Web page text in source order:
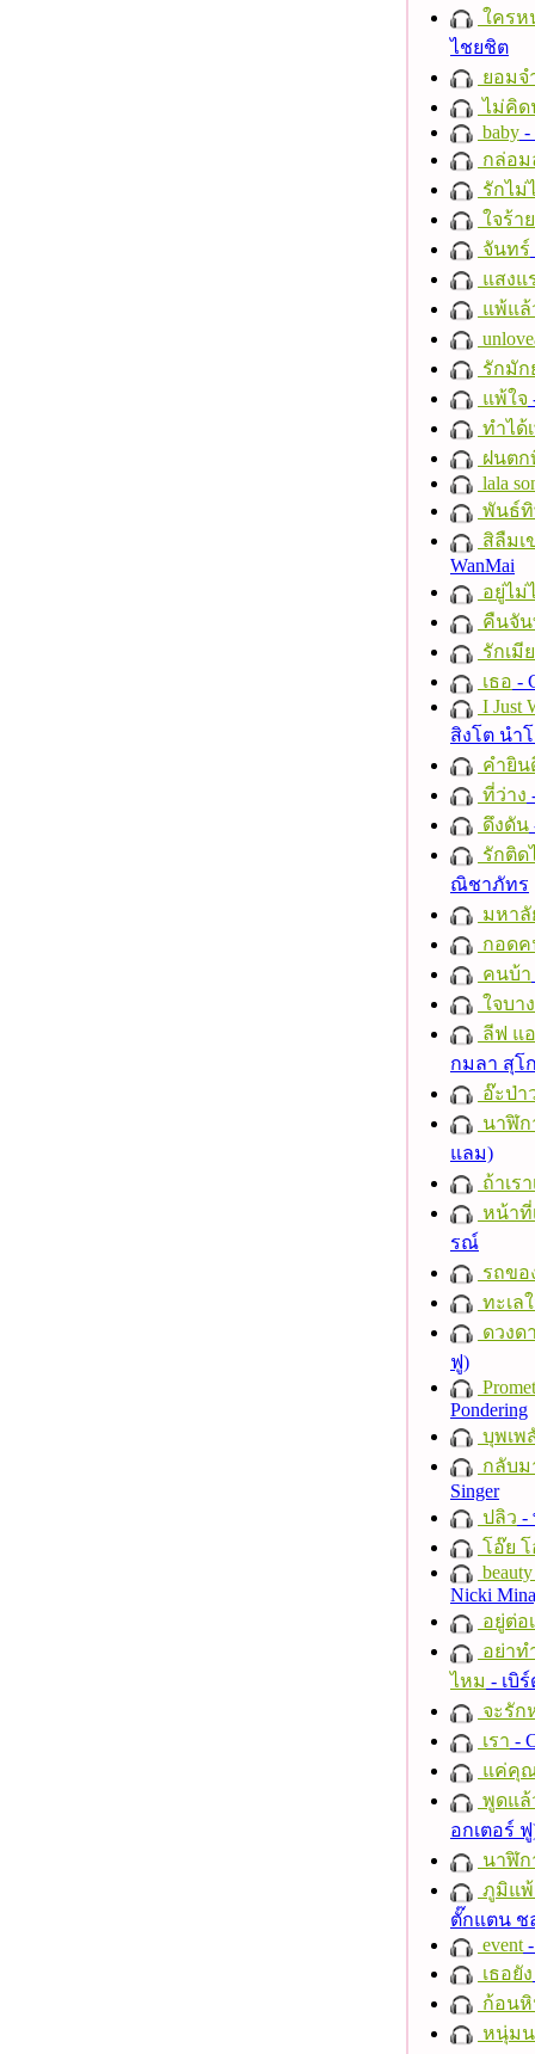
ใครห
ไชยชิต
ยอม
ไม่คิด
baby -
กล่อม
รักไม่
ใจร้าย
จันทร์
แสงแ
แพ้แล้
รักมัก
แพ้ใจ
ทำได้
ฝนตก
lala
พันธ์
สิลืมเ
WanMai
อยู่ไม่
คืนจั
รักเมี
เธอ -
I Just
สิงโต นำ
คำยิน
ที่ว่าง
ดึงดัน
รักติด
ณิชาภัทร
มหาลั
กอดค
คนบ้า
ใจบาง
ลีฟ แอ
กมลา สุโ
อ๊ะป่า
นาฬิก
แลม)
ถ้าเร
หน้าที่
รณ์
รถขอ
ทะเล
ดวงด
ฟู)
Pondering
บุพเพ
กลับม
Singer
ปลิว -
โอ๊ย
Nicki
อยู่ต่อ
อย่าท
ไหม - เบิ
จะรัก
เรา -
แค่คุ
พูดแล้
อกเตอร์
นาฬิก
ภูมิแพ้
ตั๊กแตน ช
event
เธอยัง
ก้อน
หนุ่มน